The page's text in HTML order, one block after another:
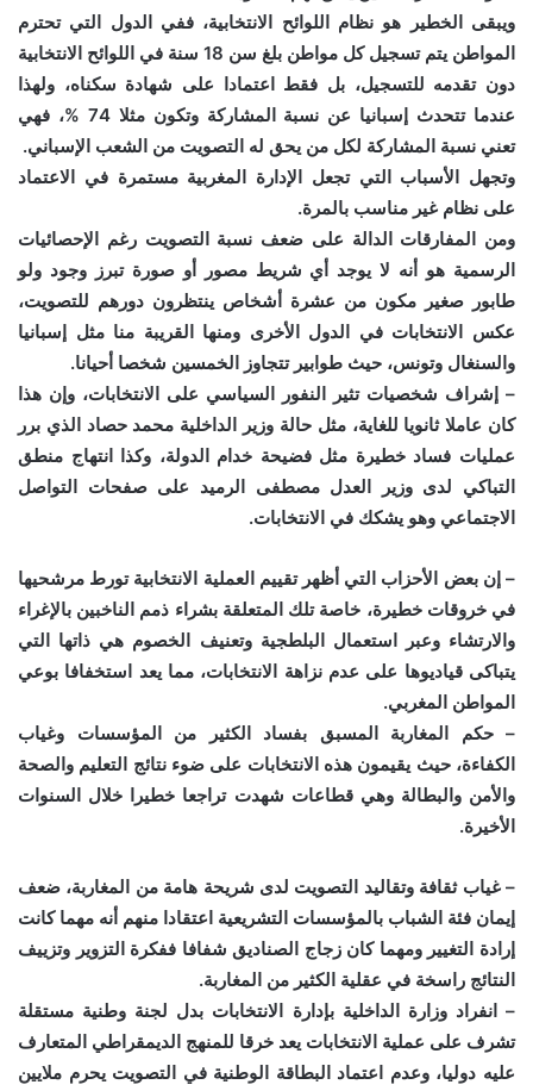
ويبقى الخطير هو نظام اللوائح الانتخابية، ففي الدول التي تحترم
المواطن يتم تسجيل كل مواطن بلغ سن 18 سنة في اللوائح الانتخابية
دون تقدمه للتسجيل، بل فقط اعتمادا على شهادة سكناه، ولهذا
عندما تتحدث إسبانيا عن نسبة المشاركة وتكون مثلا 74 %، فهي
تعني نسبة المشاركة لكل من يحق له التصويت من الشعب الإسباني.
وتجهل الأسباب التي تجعل الإدارة المغربية مستمرة في الاعتماد
على نظام غير مناسب بالمرة.
ومن المفارقات الدالة على ضعف نسبة التصويت رغم الإحصائيات
الرسمية هو أنه لا يوجد أي شريط مصور أو صورة تبرز وجود ولو
طابور صغير مكون من عشرة أشخاص ينتظرون دورهم للتصويت،
عكس الانتخابات في الدول الأخرى ومنها القريبة منا مثل إسبانيا
والسنغال وتونس، حيث طوابير تتجاوز الخمسين شخصا أحيانا.
– إشراف شخصيات تثير النفور السياسي على الانتخابات، وإن هذا
كان عاملا ثانويا للغاية، مثل حالة وزير الداخلية محمد حصاد الذي برر
عمليات فساد خطيرة مثل فضيحة خدام الدولة، وكذا انتهاج منطق
التباكي لدى وزير العدل مصطفى الرميد على صفحات التواصل
الاجتماعي وهو يشكك في الانتخابات.
– إن بعض الأحزاب التي أظهر تقييم العملية الانتخابية تورط مرشحيها
في خروقات خطيرة، خاصة تلك المتعلقة بشراء ذمم الناخبين بالإغراء
والارتشاء وعبر استعمال البلطجية وتعنيف الخصوم هي ذاتها التي
يتباكى قياديوها على عدم نزاهة الانتخابات، مما يعد استخفافا بوعي
المواطن المغربي.
– حكم المغاربة المسبق بفساد الكثير من المؤسسات وغياب
الكفاءة، حيث يقيمون هذه الانتخابات على ضوء نتائج التعليم والصحة
والأمن والبطالة وهي قطاعات شهدت تراجعا خطيرا خلال السنوات
الأخيرة.
– غياب ثقافة وتقاليد التصويت لدى شريحة هامة من المغاربة، ضعف
إيمان فئة الشباب بالمؤسسات التشريعية اعتقادا منهم أنه مهما كانت
إرادة التغيير ومهما كان زجاج الصناديق شفافا ففكرة التزوير وتزييف
النتائج راسخة في عقلية الكثير من المغاربة.
– انفراد وزارة الداخلية بإدارة الانتخابات بدل لجنة وطنية مستقلة
تشرف على عملية الانتخابات يعد خرقا للمنهج الديمقراطي المتعارف
عليه دوليا، وعدم اعتماد البطاقة الوطنية في التصويت يحرم ملايين